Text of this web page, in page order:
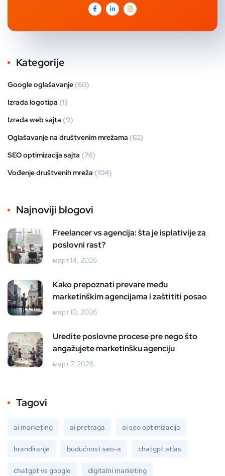
Kategorije
Google oglašavanje (60)
Izrada logotipa (1)
Izrada web sajta (9)
Oglašavanje na društvenim mrežama (62)
SEO optimizacija sajta (76)
Vođenje društvenih mreža (104)
Najnoviji blogovi
Freelancer vs agencija: šta je isplativije za
poslovni rast?
март 14, 2026
Kako prepoznati prevare među
marketinškim agencijama i zaštititi posao
март 10, 2026
Uredite poslovne procese pre nego što
angažujete marketinšku agenciju
март 7, 2026
Tagovi
ai marketing ai pretraga ai seo optimizacija
brandiranje budućnost seo-a chatgpt atlas
chatgpt vs google digitalni marketing